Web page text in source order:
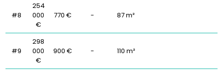
#8
254
000
€
770 € - 87 m²
#9
298
000
€
900 € - 110 m²